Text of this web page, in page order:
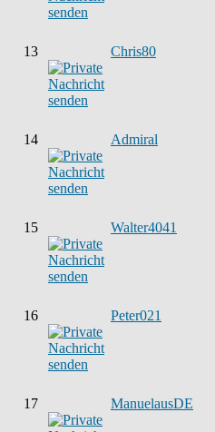
13 Chris80
14 Admiral
15 Walter4041
16 Peter021
17 ManuelausDE